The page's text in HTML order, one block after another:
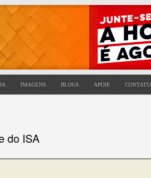
IMAGENS BLOGS APOIE CONTATO
do ISA